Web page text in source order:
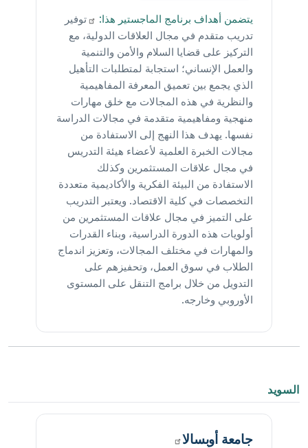
يتضمن أهداف برنامج الماجستير هذا:
توفير
تدريب متقدم في مجال العلاقات الدولية، مع
التركيز على قضايا السلام والأمن والتنمية
والعمل الإنساني؛ استجابة لمتطلبات التأهيل
الذي يجمع بين تعميق المعرفة المفاهيمية
والنظرية في هذه المجالات مع خلق مهارات
منهجية ومفاهيمية متقدمة في مجالات الدراسة
نفسها. يهدف هذا النهج إلى الاستفادة من
مجالات الخبرة العلمية لأعضاء هيئة التدريس
في مجال علاقات المستثمرين وكذلك
الاستفادة من البيئة الفكرية والأكاديمية متعددة
التخصصات في كلية الاقتصاد. ويعتبر التدريب
على التميز في مجال علاقات المستثمرين من
أولويات هذه الدورة الدراسية، وبناء القدرات
والمهارات في مختلف المجالات، وتعزيز اندماج
الطلاب في سوق العمل، وتحفيزهم على
التدويل من خلال برامج التنقل على المستوى
الأوروبي وخارجه.
السويد
جامعةأوبسالا